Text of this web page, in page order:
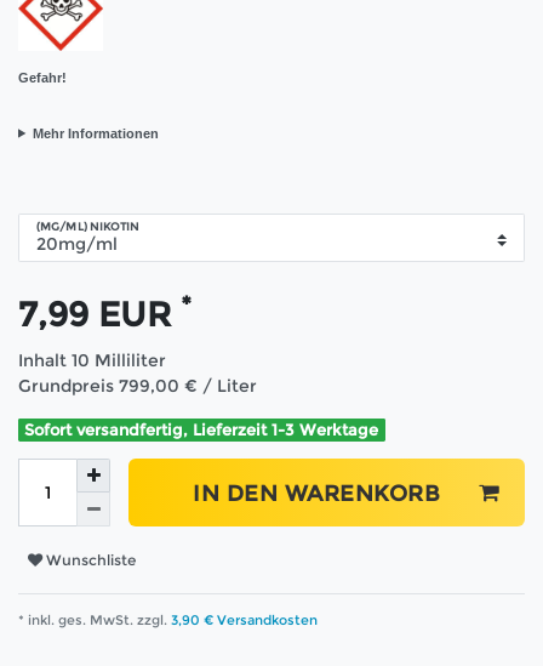
Gefahr!
Mehr Informationen
(MG/ML) NIKOTIN
7,99 EUR *
Inhalt 10 Milliliter
Grundpreis 799,00 € / Liter
Sofort versandfertig, Lieferzeit 1-3 Werktage
IN DEN WARENKORB
Wunschliste
* inkl. ges. MwSt. zzgl. 3,90 € Versandkosten